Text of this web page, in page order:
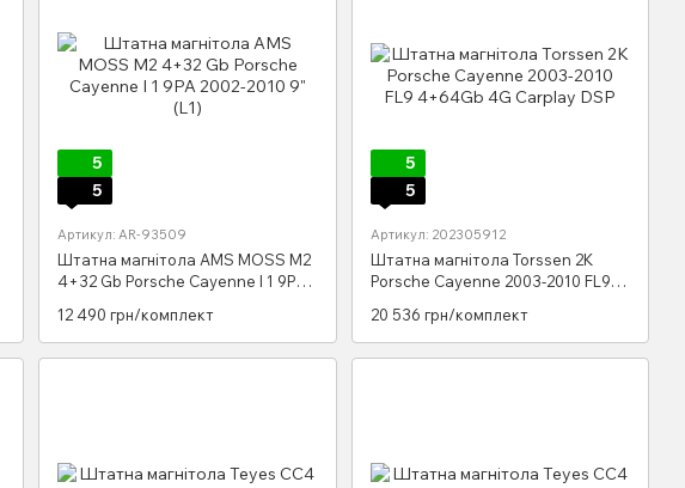
5
5
Артикул: AR-93509
Штатна магнітола AMS MOSS M2
4+32 Gb Porsche Cayenne I 1 9PA
12 490 грн/комплект
5
5
Артикул: 202305912
Штатна магнітола Torssen 2K
Porsche Cayenne 2003-2010 FL9
20 536 грн/комплект